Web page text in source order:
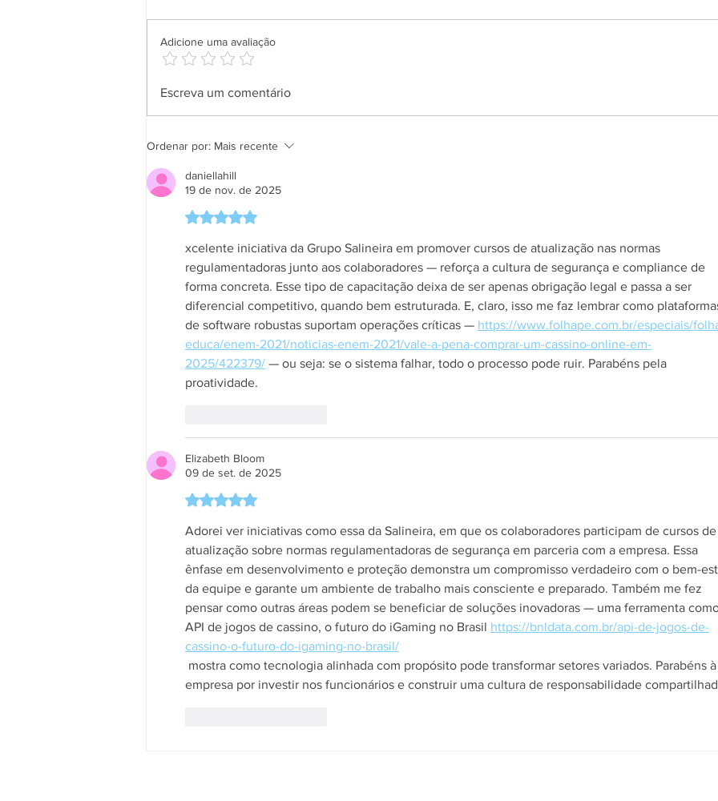
Salineira leva solidariedade a
com entrega de doações da
recursos, melhor usabilidade e
Adicione uma avaliação
Escreva um comentário
Ordenar por: Mais recente
daniellahill
19 de nov. de 2025
Avaliado com 5 de 5 estrelas.
xcelente iniciativa da Grupo Salineira em promover cursos de atualização nas normas
regulamentadoras junto aos colaboradores — reforça a cultura de segurança e compliance de
forma concreta. Esse tipo de capacitação deixa de ser apenas obrigação legal e passa a ser
diferencial competitivo, quando bem estruturada. E, claro, isso me faz lembrar como
de software robustas suportam operações críticas — https://www.folhape.com.br/especiais/
educa/enem-2021/noticias-enem-2021/vale-a-pena-comprar-um-cassino-online-em-
2025/422379/ — ou seja: se o sistema falhar, todo o processo pode ruir. Parabéns pela
proatividade.
Elizabeth Bloom
09 de set. de 2025
Avaliado com 5 de 5 estrelas.
Adorei ver iniciativas como essa da Salineira, em que os colaboradores participam de cursos de
atualização sobre normas regulamentadoras de segurança em parceria com a empresa. Essa
ênfase em desenvolvimento e proteção demonstra um compromisso verdadeiro com o bem-
da equipe e garante um ambiente de trabalho mais consciente e preparado. Também me fez
pensar como outras áreas podem se beneficiar de soluções inovadoras — uma ferramenta
API de jogos de cassino, o futuro do iGaming no Brasil https://bnldata.com.br/api-de-jogos-de-
cassino-o-futuro-do-igaming-no-brasil/
empresa por investir nos funcionários e construir uma cultura de responsabilidade